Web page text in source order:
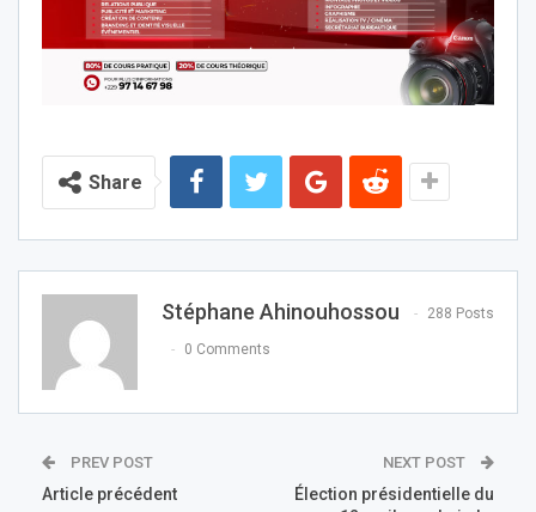
Share
Stéphane Ahinouhossou 288 Posts
0 Comments
PREV POST
Article précédent
NEXT POST
Élection présidentielle du